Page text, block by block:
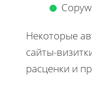
Некоторые
сайты-
расценки и